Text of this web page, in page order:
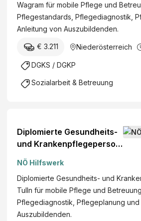
Wagram für mobile Pflege und
Pflegestandards, Pflegediagnostik,
Anleitung von Auszubildenden.
€ 3.211 Niederösterreich
DGKS / DGKP
Sozialarbeit & Betreuung
Diplomierte Gesundheits-
und Krankenpflegeperson
NÖ Hilfswerk
Diplomierte Gesundheits- und
Tulln für mobile Pflege und
Pflegediagnostik, Pflegeplanung und
Auszubildenden.